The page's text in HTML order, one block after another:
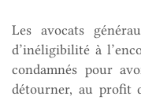
Les avocats
d’inéligibilité à
condamnés pour
détourner, au profit